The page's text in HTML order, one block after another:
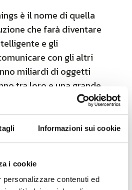
Informazioni sui cookie
i cookie
contenuti ed
è il nome di quella
che farà diventare
e gli
con gli altri
miliardi di oggetti
tra loro e una grande
tipo diffusa nei
il nome di quella profonda
di comunicare con gli
miliardi di oggetti che